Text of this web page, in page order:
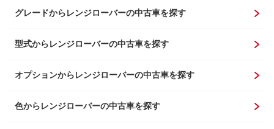
グレードからレンジローバーの中古車を探す
型式からレンジローバーの中古車を探す
オプションからレンジローバーの中古車を探す
色からレンジローバーの中古車を探す